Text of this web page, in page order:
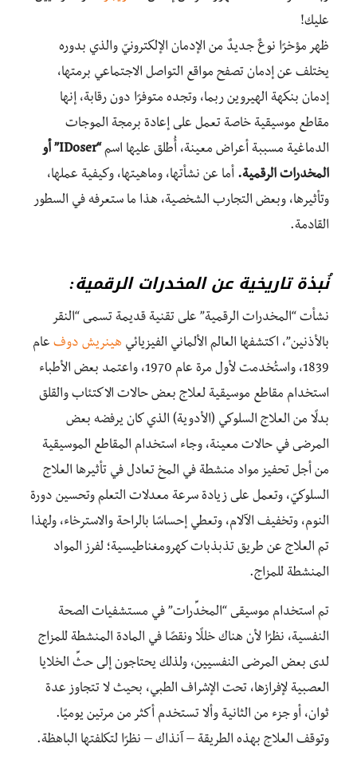
عليك!
ظهر مؤخرًا نوعٌ جديدٌ من الإدمان الإلكترونيّ والذي بدوره
يختلف عن إدمان تصفح مواقع التواصل الاجتماعي برمتها،
إدمان بنكهة الهيروين ربما، وتجده متوفرًا دون رقابة، إنها
مقاطع موسيقية خاصة تعمل على إعادة برمجة الموجات
الدماغية مسببة أعراض معينة، أُطلق عليها اسم
“IDoser” أو
المخدرات الرقمية. أما عن نشأتها، وماهيتها، وكيفية عملها،
وتأثيرها، وبعض التجارب الشخصية، هذا ما ستعرفه في السطور
القادمة.
نُبذة تاريخية عنالمخدرات الرقمية:
نشأت “المخدرات الرقمية” على تقنية قديمة تسمى “النقر
بالأذنين”، اكتشفها العالم الألماني الفيزيائي هينريش دوف عام
1839، واستُخدمت لأول مرة عام 1970، واعتمد بعض الأطباء
استخدام مقاطع موسيقية لعلاج بعض حالات الاكتئاب والقلق
بدلًا من العلاج السلوكي (الأدوية) الذي كان يرفضه بعض
المرضى في حالات معينة، وجاء استخدام المقاطع الموسيقية
من أجل تحفيز مواد منشطة في المخ تعادل في تأثيرها العلاج
السلوكيّ، وتعمل على زيادة سرعة معدلات التعلم وتحسين دورة
النوم، وتخفيف الآلام، وتعطي إحساسًا بالراحة والاسترخاء، ولهذا
تم العلاج عن طريق تذبذبات كهرومغناطيسية؛ لفرز المواد
المنشطة للمزاج.
تم استخدام موسيقى “المخدِّرات” في مستشفيات الصحة
النفسية، نظرًا لأن هناك خللًا ونقصًا في المادة المنشطة للمزاج
لدى بعض المرضى النفسيين، ولذلك يحتاجون إلى حثِّ الخلايا
العصبية لإفرازها، تحت الإشراف الطبي، بحيث لا تتجاوز عدة
ثوان، أو جزء من الثانية وألا تستخدم أكثر من مرتين يوميًا.
وتوقف العلاج بهذه الطريقة – آنذاك – نظرًا لتكلفتها الباهظة.